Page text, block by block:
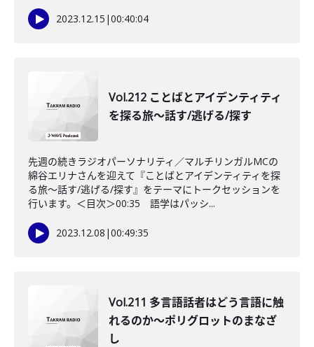
2023.12.15 |00:40:04
Vol.212 ことばとアイデンティティ
を探る旅〜話す/逃げる/探す
先週の続きラジオパーソナリティ／マルチリンガルMCの
綿谷エリナさんを迎えて『ことばとアイデンティティを探
る旅〜話す/逃げる/探す』をテーマにトークセッションを
行います。＜目次＞00:35 語学はパッシ...
2023.12.08 |00:49:35
Vol.211 多言語話者はどう言語に触
れるのか〜ポリグロットのまなざ
し